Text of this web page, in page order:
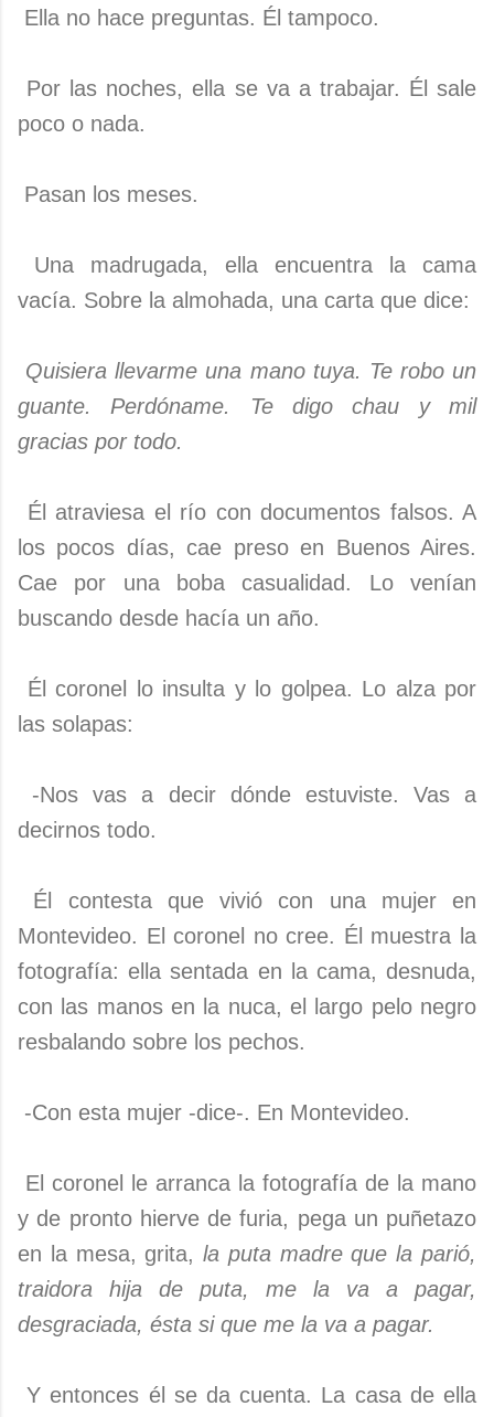
Ella no hace preguntas. Él tampoco.
Por las noches, ella se va a trabajar. Él sale
poco o nada.
Pasan los meses.
Una madrugada, ella encuentra la cama
vacía. Sobre la almohada, una carta que dice:
Quisiera llevarme una mano tuya. Te robo un
guante. Perdóname. Te digo chau y mil
gracias por todo.
Él atraviesa el río con documentos falsos. A
los pocos días, cae preso en Buenos Aires.
Cae por una boba casualidad. Lo venían
buscando desde hacía un año.
Él coronel lo insulta y lo golpea. Lo alza por
las solapas:
-Nos vas a decir dónde estuviste. Vas a
decirnos todo.
Él contesta que vivió con una mujer en
Montevideo. El coronel no cree. Él muestra la
fotografía: ella sentada en la cama, desnuda,
con las manos en la nuca, el largo pelo negro
resbalando sobre los pechos.
-Con esta mujer -dice-. En Montevideo.
El coronel le arranca la fotografía de la mano
y de pronto hierve de furia, pega un puñetazo
en la mesa, grita,la puta madre que la parió,
traidora hija de puta, me la va a pagar,
desgraciada, ésta si que me la va a pagar.
Y entonces él se da cuenta. La casa de ella